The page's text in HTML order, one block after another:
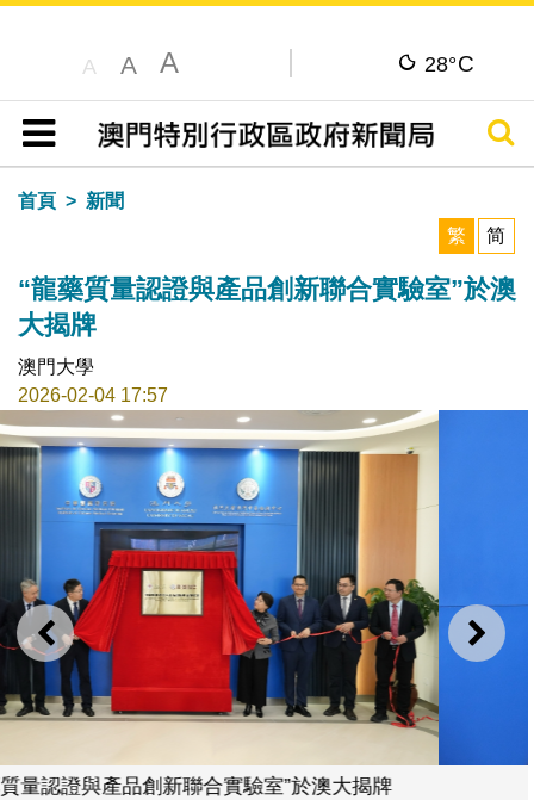
A A A 28°C
目錄
搜尋
首頁
新聞
繁
简
“龍藥質量認證與產品創新聯合實驗室”於澳
大揭牌
澳門大學
2026-02-04 17:57
上一則 下一
大揭牌 徐建